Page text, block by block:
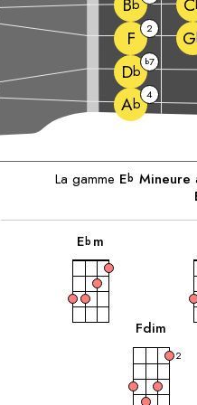
Ab 4
Db
b7
F
2 G
b
La gamme Eb Mineure
Accords
correspondants:
Eb m
accord
Fdim
2